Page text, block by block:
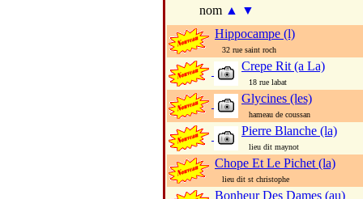
nom ▲
▼
Hippocampe (l)
32 rue saint roch
Crepe Rit (a La)
18 rue labat
Glycines (les)
hameau de coussan
Pierre Blanche (la)
lieu dit maynot
Chope Et Le Pichet (la)
lieu dit st christophe
Bonheur Des Dames (au)